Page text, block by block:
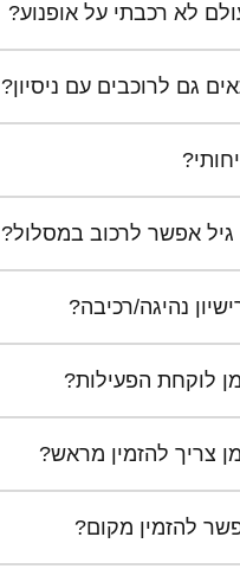
לא רכבתי על אופנוע?
גם לרוכבים עם ניסיון?
גיל אפשר לרכוב במסלול?
נהיגה/רכיבה?
לוקחת הפעילות?
צריך להזמין מראש?
להזמין מקום?